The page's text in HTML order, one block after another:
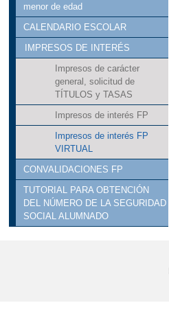
menor de edad
CALENDARIO ESCOLAR
IMPRESOS DE INTERÉS
Impresos de carácter
general, solicitud de
TÍTULOS y TASAS
Impresos de interés FP
Impresos de interés FP
VIRTUAL
CONVALIDACIONES FP
TUTORIAL PARA OBTENCIÓN
DEL NÚMERO DE LA SEGURIDAD
SOCIAL ALUMNADO